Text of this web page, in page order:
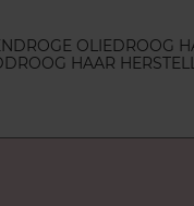
DROGE OLIEDROOG
DROOG HAAR